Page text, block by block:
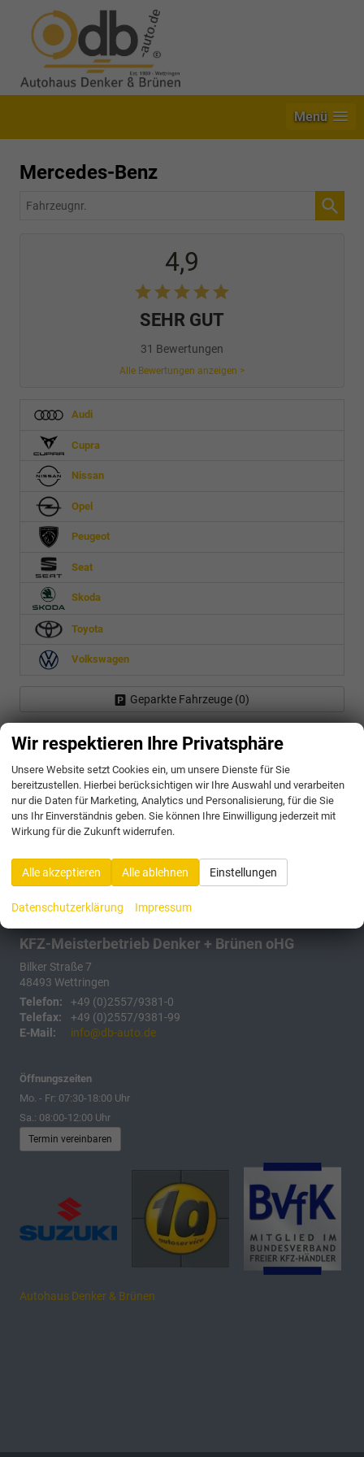
Menü
Mercedes-Benz
Fahrzeugnr.
4,9
SEHR GUT
31 Bewertungen
Alle Bewertungen anzeigen >
Audi
Cupra
Nissan
Opel
Peugeot
Seat
Skoda
Toyota
Volkswagen
Geparkte Fahrzeuge (0)
Anmelden
175 Fahrzeuge
KFZ-Meisterbetrieb Denker + Brünen oHG
Bilker Straße 7
48493 Wettringen
Telefon:
+49 (0)2557/9381-0
Telefax:
+49 (0)2557/9381-99
E-Mail:
info@db-auto.de
Öffnungszeiten
Mo. - Fr: 07:30-18:00 Uhr
Sa.: 08:00-12:00 Uhr
Termin vereinbaren
Autohaus Denker & Brünen
Wir respektieren Ihre Privatsphäre
Unsere Website setzt Cookies ein, um unsere Dienste für Sie
bereitzustellen. Hierbei berücksichtigen wir Ihre Auswahl und verarbeiten
nur die Daten für Marketing, Analytics und Personalisierung, für die Sie
uns Ihr Einverständnis geben. Sie können Ihre Einwilligung jederzeit mit
Wirkung für die Zukunft widerrufen.
Alle akzeptieren Alle ablehnen Einstellungen
Datenschutzerklärung Impressum